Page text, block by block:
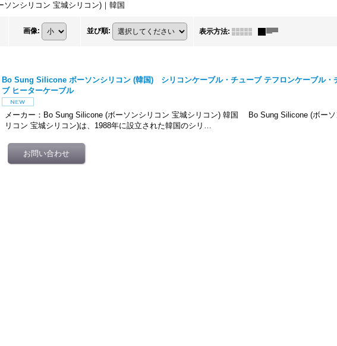
ソンシリコン 宝城シリコン)｜韓国
画像: 並び順: 表示方法:
Bo Sung Silicone ボーソンシリコン (韓国) シリコンケーブル・チューブ テフロンケーブル・
ブ ヒーターケーブル
メーカー：Bo Sung Silicone (ボーソンシリコン 宝城シリコン) 韓国 Bo Sung Silicone (ボーソ
リコン 宝城シリコン)は、1988年に設立された韓国のシリ…